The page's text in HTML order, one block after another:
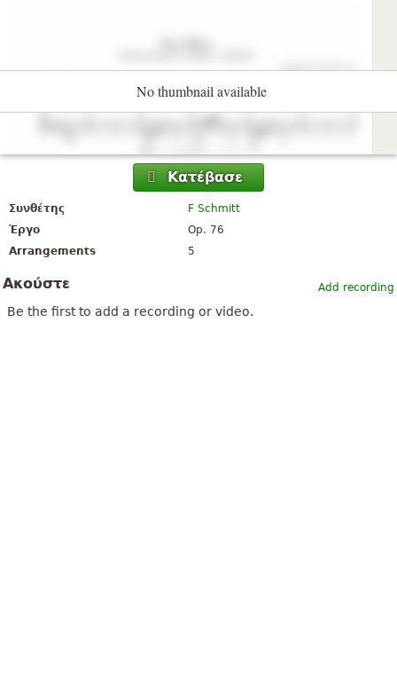
No thumbnail available
Κατέβασε
Συνθέτης
F Schmitt
Έργο
Op. 76
Arrangements
5
Add recording
Ακούστε
Be the first to add a recording or video.